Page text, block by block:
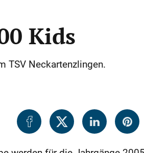
Kids
TSV Neckartenzlingen.